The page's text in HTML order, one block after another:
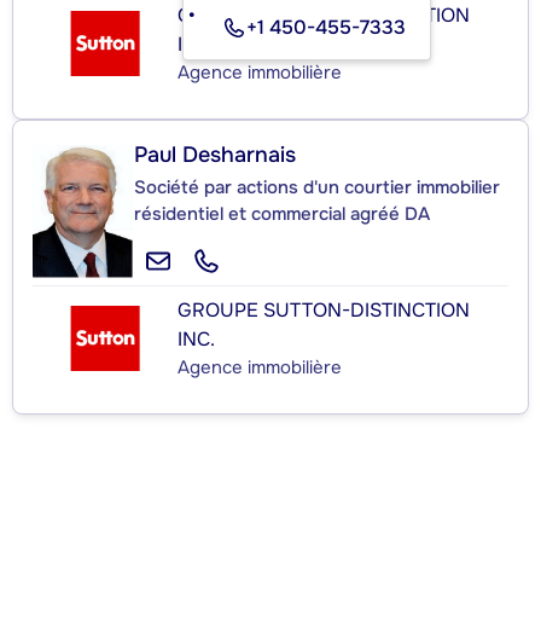
+1 450-455-7333
GROUPE SUTTON-DISTINCTION
INC.
Agence immobilière
Paul Desharnais
Société par actions d'un courtier immobilier
résidentiel et commercial agréé DA
GROUPE SUTTON-DISTINCTION
INC.
Agence immobilière